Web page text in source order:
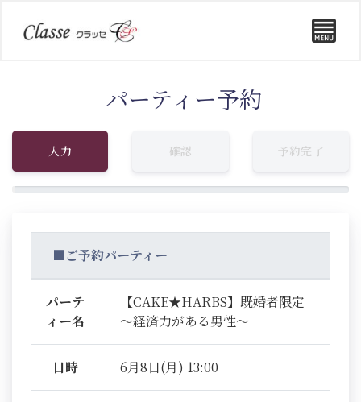
パーティー予約
入力 確認 予約完了
■ご予約パーティー
パーテ
ィー名
【CAKE★HARBS】既婚者限定
～経済力がある男性～
日時 6月8日(月) 13:00